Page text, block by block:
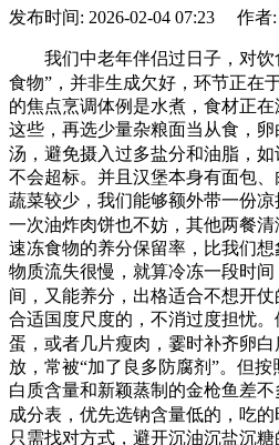
发布时间: 2026-02-04 07:23 作者
我们中老年伴侣过日子，对饮食
食物”，并非生成欠好，环节正在
的焦点烹调体例是水煮，食材正
这些，再选少量杂粮面当从食，
汤，避免摄入过多盐分和油脂，
不会超标。并且汉堡本身有面包
蔬菜较少，我们能够额外带一份
一次油炸肉饼也不妨，其他两餐清
速冻食物的养分保留率，比我们
物质流失很慢，就算冷冻一段时
间，又能养分，出格适合不想开仗
合适国度尺度的，不消过度担忧
蛋，或者几片瘦肉，霎时补齐卵
放，常被“加了良多防腐剂”。但
白质含量和新颖蒸制的金枪鱼差
成分表，优先选钠含量低的，吃
只需找对方式，避开沉油沉盐沉